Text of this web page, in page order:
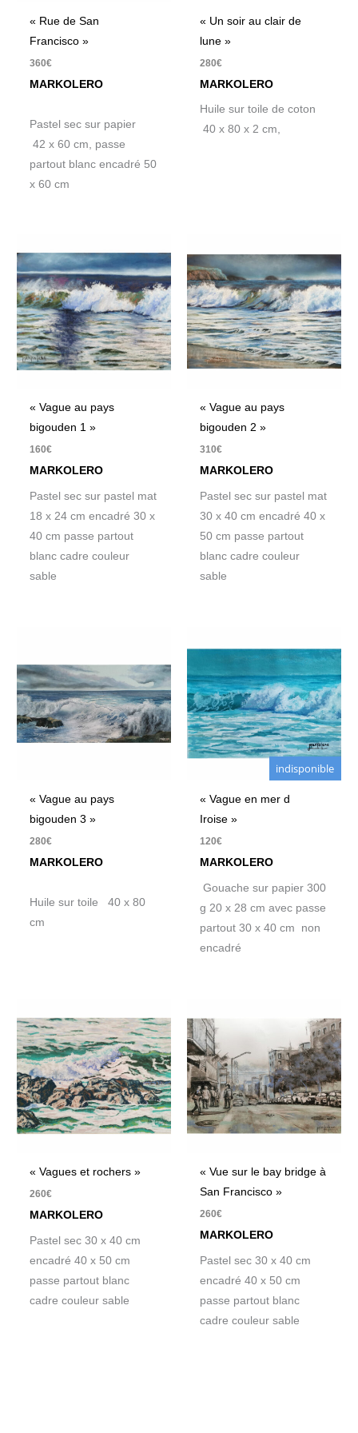
« Rue de San
Francisco »
360€
MARKOLERO
Pastel sec sur papier
42 x 60 cm, passe
partout blanc encadré 50
x 60 cm
« Un soir au clair de
lune »
280€
MARKOLERO
Huile sur toile de coton
40 x 80 x 2 cm,
« Vague au pays
bigouden 1 »
160€
MARKOLERO
Pastel sec sur pastel mat
18 x 24 cm encadré 30 x
40 cm passe partout
blanc cadre couleur
sable
« Vague au pays
bigouden 2 »
310€
MARKOLERO
Pastel sec sur pastel mat
30 x 40 cm encadré 40 x
50 cm passe partout
blanc cadre couleur
sable
« Vague au pays
bigouden 3 »
280€
MARKOLERO
Huile sur toile 40 x 80
cm
indisponible
« Vague en mer d
Iroise »
120€
MARKOLERO
Gouache sur papier 300
g 20 x 28 cm avec passe
partout 30 x 40 cm non
encadré
« Vagues et rochers »
260€
MARKOLERO
Pastel sec 30 x 40 cm
encadré 40 x 50 cm
passe partout blanc
cadre couleur sable
« Vue sur le bay bridge à
San Francisco »
260€
MARKOLERO
Pastel sec 30 x 40 cm
encadré 40 x 50 cm
passe partout blanc
cadre couleur sable